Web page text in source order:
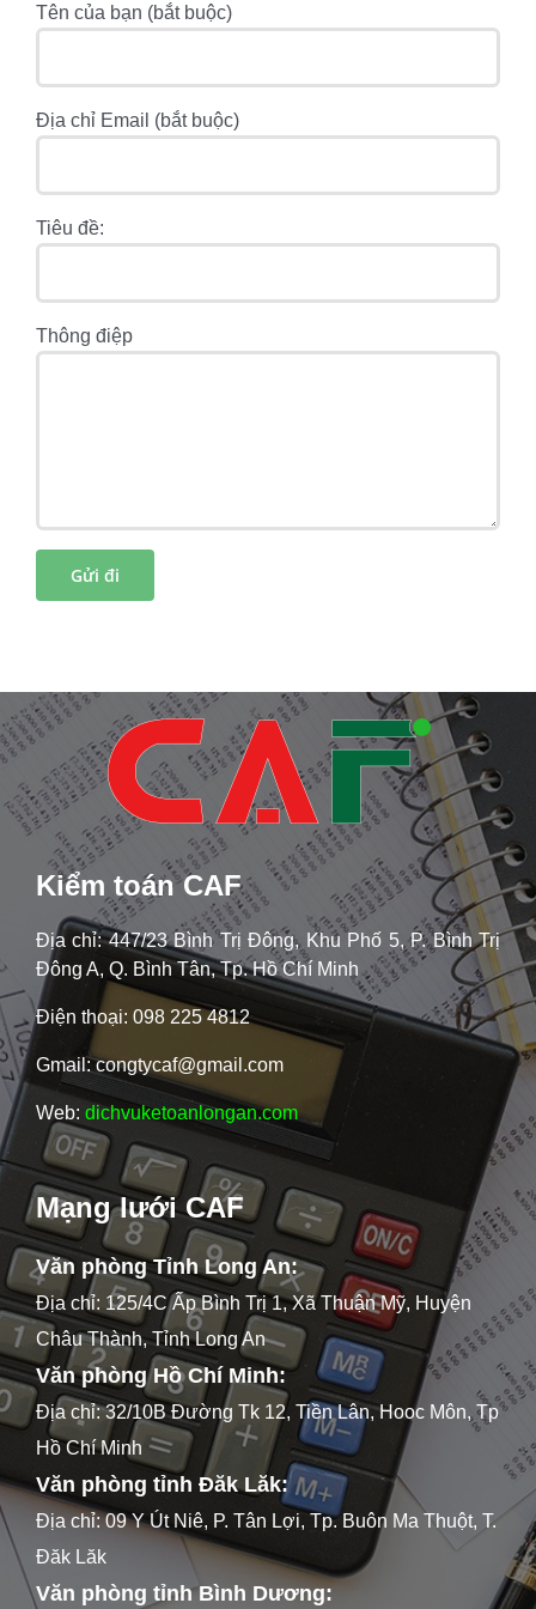
Tên của bạn (bắt buộc)
Địa chỉ Email (bắt buộc)
Tiêu đề:
Thông điệp
Kiểm toán CAF
Địa chỉ: 447/23 Bình Trị Đông, Khu Phố 5, P. Bình Trị
Đông A, Q. Bình Tân, Tp. Hồ Chí Minh
Điện thoại: 098 225 4812
Gmail: congtycaf@gmail.com
Web: dichvuketoanlongan.com
Mạng lưới CAF
Văn phòng Tỉnh Long An:
Địa chỉ: 125/4C Ấp Bình Trị 1, Xã Thuận Mỹ, Huyện
Châu Thành, Tỉnh Long An
Văn phòng Hồ Chí Minh:
Địa chỉ: 32/10B Đường Tk 12, Tiền Lân, Hooc Môn, Tp
Hồ Chí Minh
Văn phòng tỉnh Đăk Lăk:
Địa chỉ: 09 Y Út Niê, P. Tân Lợi, Tp. Buôn Ma Thuột, T.
Đăk Lăk
Văn phòng tỉnh Bình Dương: